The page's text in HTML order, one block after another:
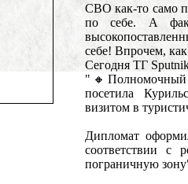
СВО как-то само
по себе. А
себе! Впрочем,
Сегодня ТГ
"🔸Полномочный
посетила
визитом в
Дипломат
соответствии с
пограничную